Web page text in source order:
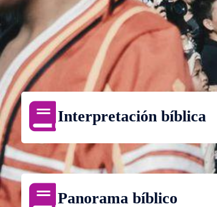
Interpretación bíblica
Panorama bíblico